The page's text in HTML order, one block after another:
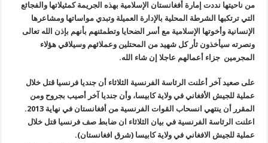
من ناحيتها نددت إمارة أفغانستان الإسلامية بهذه الجريمة كمثيلاتها والفجائع
التي ترتكبها الشرطة المحلية بالإدارة العميلة وتبدي مواساتها ومشاعرها
الإنسانية وأخوتها الإسلامية مع أسر الضحايا وتطمئنهم بأنهم بإذن الله تعالى
ونصرته سيأخذون ثأر كل شهيد من المحتلين وعملائهم وسيلاقي هؤلاء
المجرمين جزاء أعمالهم عاجلا إن شاء الله.
على صعيد آخر أعلنت الرئاسة الفرنسية الثلاثاء أن جنديا فرنسيا قتل خلال
عملية للجيش الأفغاني في ولاية كابيسا، وأن جنديا آخر أصيب بجروح ومن
المقرر أن ينتهي انسحاب القوات الفرنسية من أفغانستان في نهاية 2013.
اعلنت الرئاسة الفرنسية في بيان الثلاثاء ان ضابط صف فرنسيا قتل خلال
عملية للجيش الافغاني في ولاية كابيسا (شرق افغانستان).